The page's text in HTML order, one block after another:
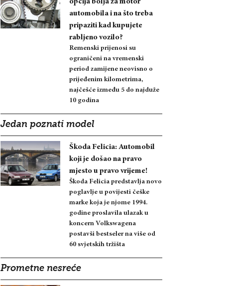
automobila i na što treba
pripaziti kad kupujete
rabljeno vozilo?
Remenski prijenosi su
ograničeni na vremenski
period zamijene neovisno o
prijeđenim kilometrima,
najčešće između 5 do najduže
10 godina
Jedan poznati model
Škoda Felicia: Automobil
koji je došao na pravo
mjesto u pravo vrijeme!
Škoda Felicia predstavlja novo
poglavlje u povijesti češke
marke koja je njome 1994.
godine proslavila ulazak u
koncern Volkswagena
postavši bestseler na više od
60 svjetskih tržišta
Prometne nesreće